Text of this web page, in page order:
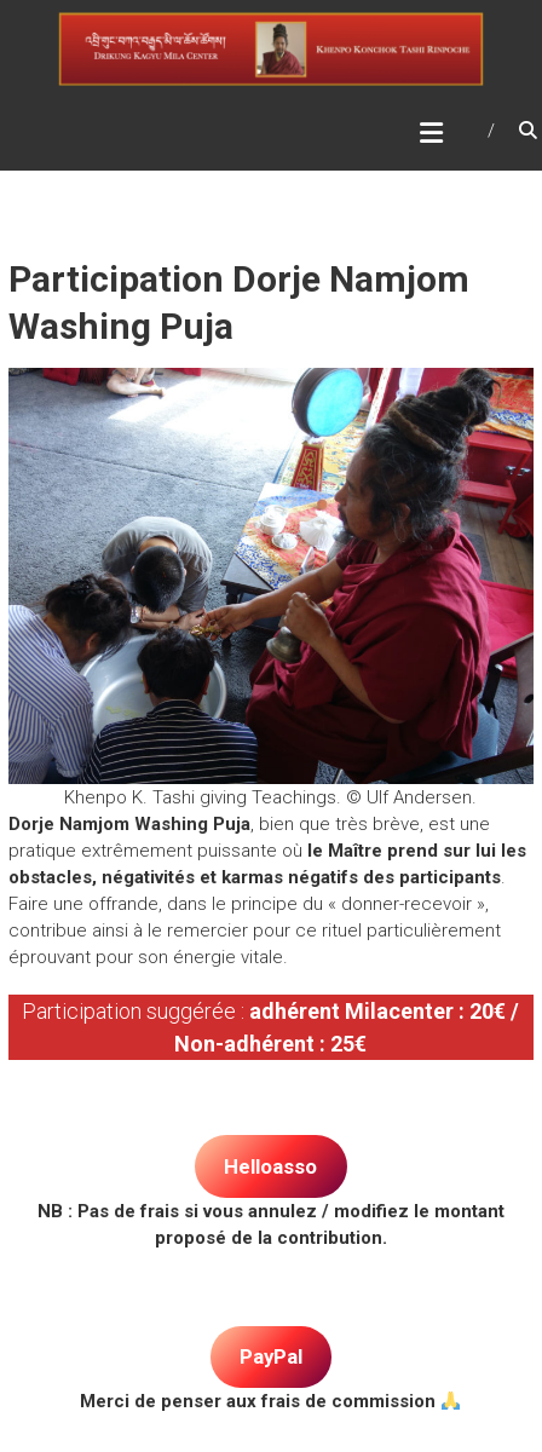
DRIKUNG KAGYU MILA
CENTER
Participation Dorje Namjom
Washing Puja
Khenpo K. Tashi giving Teachings. © Ulf Andersen.
Dorje Namjom Washing Puja, bien que très brève, est une
pratique extrêmement puissante où le Maître prend sur lui les
obstacles, négativités et karmas négatifs des participants.
Faire une offrande, dans le principe du « donner-recevoir »,
contribue ainsi à le remercier pour ce rituel particulièrement
éprouvant pour son énergie vitale.
Participation suggérée : adhérent Milacenter : 20€ /
Non-adhérent : 25€
Helloasso
NB : Pas de frais si vous annulez / modifiez le montant
proposé de la contribution.
PayPal
Merci de penser aux frais de commission